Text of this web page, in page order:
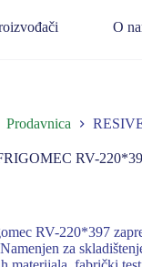
O
Prodavnica
RV-
RV-220*397
za